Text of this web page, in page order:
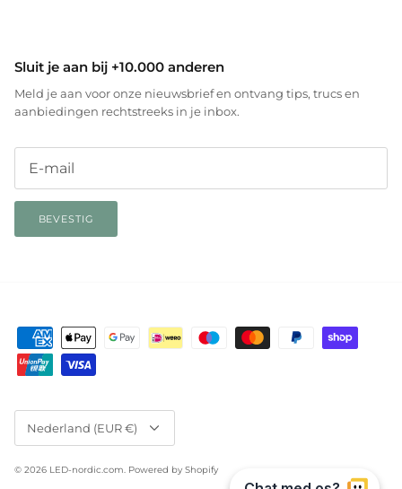
Sluit je aan bij +10.000 anderen
Meld je aan voor onze nieuwsbrief en ontvang tips, trucs en
aanbiedingen rechtstreeks in je inbox.
BEVESTIG
Valuta
Nederland (EUR €)
© 2026 LED-nordic.com. Powered by Shopify